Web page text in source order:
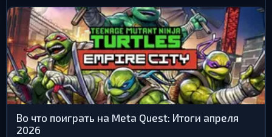
Во что поиграть на Meta Quest: Итоги апреля
2026